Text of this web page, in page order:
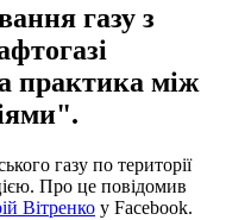
газу з
практика між
газу по території
Про це повідомив
Вітренко у Facebook.